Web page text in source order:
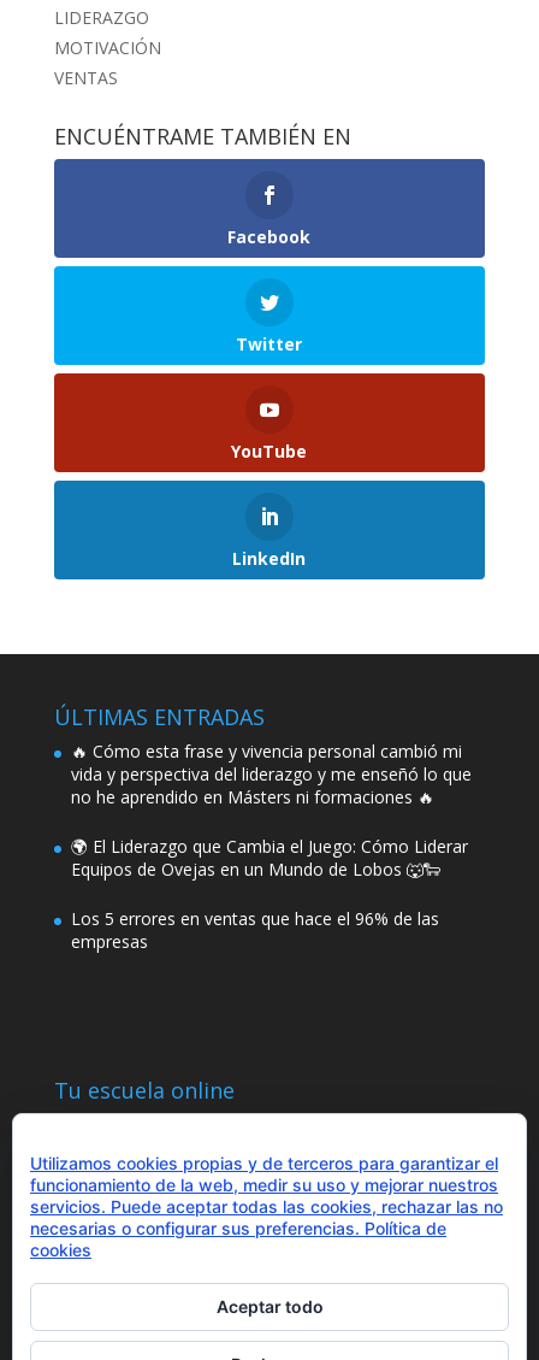
LIDERAZGO
MOTIVACIÓN
VENTAS
ENCUÉNTRAME TAMBIÉN EN
Facebook
Twitter
YouTube
LinkedIn
ÚLTIMAS ENTRADAS
🔥 Cómo esta frase y vivencia personal cambió mi
vida y perspectiva del liderazgo y me enseñó lo que
no he aprendido en Másters ni formaciones 🔥
🌍 El Liderazgo que Cambia el Juego: Cómo Liderar
Equipos de Ovejas en un Mundo de Lobos 🐺🐑
Los 5 errores en ventas que hace el 96% de las
empresas
Tu escuela online
¿Hablamos?
Utilizamos cookies propias y de terceros para garantizar el
funcionamiento de la web, medir su uso y mejorar nuestros
servicios. Puede aceptar todas las cookies, rechazar las no
necesarias o configurar sus preferencias. Política de
cookies
Aceptar todo